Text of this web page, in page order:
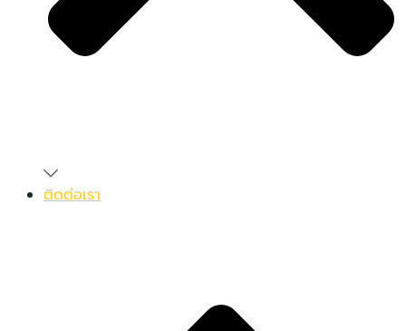
ติดต่อเรา